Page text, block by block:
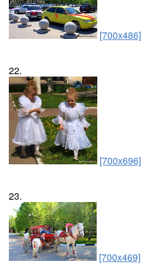
[700x486]
22.
[700x696]
23.
[700x469]